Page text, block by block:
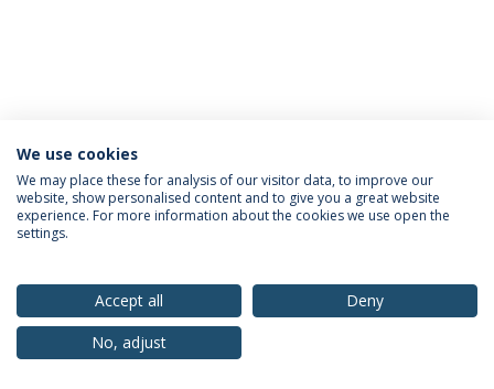
Política de Privacidade
Termos & Condições
Direitos do Titular dos Dados
© 2026 Universidade Católica Portuguesa
We use cookies
We may place these for analysis of our visitor data, to improve our
website, show personalised content and to give you a great website
experience. For more information about the cookies we use open the
settings.
Accept all
Deny
No, adjust